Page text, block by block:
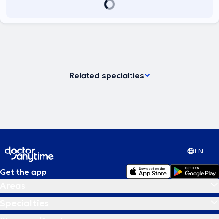
Related specialties
EN
Get the app